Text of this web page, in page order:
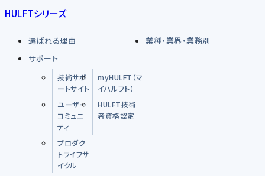
HULFTシリーズ
選ばれる理由
業種・業界・業務別
サポート
技術サポ
ートサイト
myHULFT（マ
イハルフト）
ユーザー
コミュニ
ティ
HULFT技術
者資格認定
プロダク
トライフサ
イクル